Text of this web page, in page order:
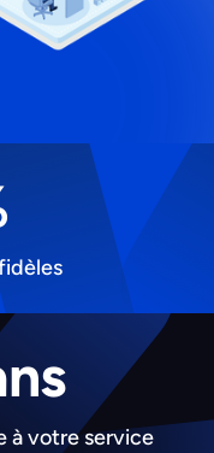
à votre service